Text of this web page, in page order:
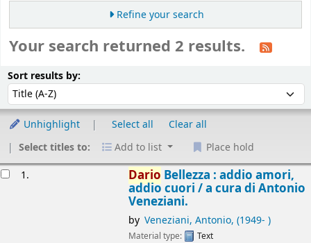
Refine your search
Your search returned 2 results.
Sort results by:
Unhighlight Select all
Clear all
Select titles to:
Add to list Place hold
1. Dario Bellezza : addio amori,
addio cuori /a cura di Antonio
Veneziani.
by Veneziani, Antonio, (1949- )
Material type:
Text